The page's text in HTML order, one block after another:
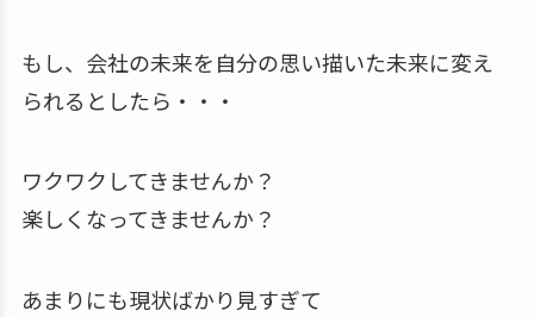
もし、会社の未来を自分の思い描いた未来に変え
られるとしたら・・・
ワクワクしてきませんか？
楽しくなってきませんか？
あまりにも現状ばかり見すぎて